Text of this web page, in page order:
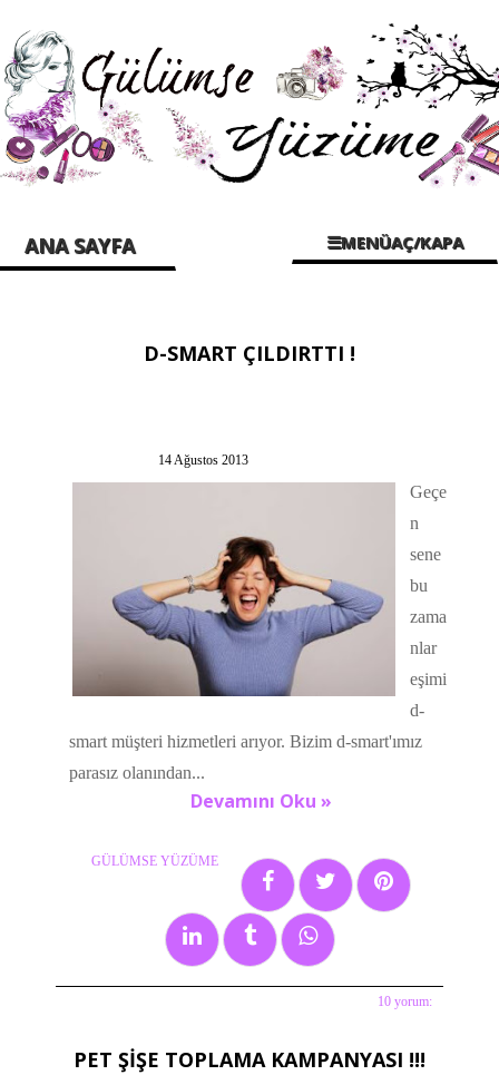
ANA SAYFA ☰MENÜAÇ/KAPA
D-SMART ÇILDIRTTI !
14 Ağustos 2013
Geçe
n
sene
bu
zama
nlar
eşimi
d-
smart müşteri hizmetleri arıyor. Bizim d-smart'ımız
parasız olanından...
Devamını Oku »
GÜLÜMSE YÜZÜME
10 yorum:
PET ŞİŞE TOPLAMA KAMPANYASI !!!